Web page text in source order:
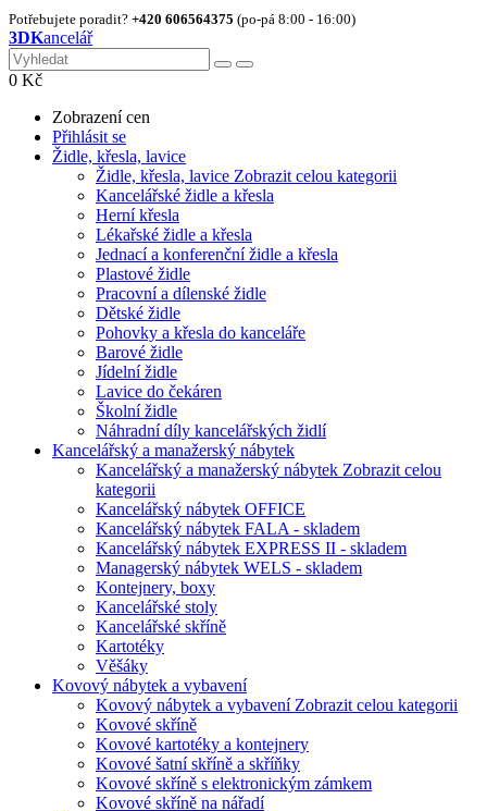
Potřebujete poradit? +420 606564375 (po-pá 8:00 - 16:00)
3DKancelář
0 Kč
Zobrazení cen
Přihlásit se
Židle, křesla, lavice
Židle, křesla, lavice Zobrazit celou kategorii
Kancelářské židle a křesla
Herní křesla
Lékařské židle a křesla
Jednací a konferenční židle a křesla
Plastové židle
Pracovní a dílenské židle
Dětské židle
Pohovky a křesla do kanceláře
Barové židle
Jídelní židle
Lavice do čekáren
Školní židle
Náhradní díly kancelářských židlí
Kancelářský a manažerský nábytek
Kancelářský a manažerský nábytek Zobrazit celou
kategorii
Kancelářský nábytek OFFICE
Kancelářský nábytek FALA - skladem
Kancelářský nábytek EXPRESS II - skladem
Managerský nábytek WELS - skladem
Kontejnery, boxy
Kancelářské stoly
Kancelářské skříně
Kartotéky
Věšáky
Kovový nábytek a vybavení
Kovový nábytek a vybavení Zobrazit celou kategorii
Kovové skříně
Kovové kartotéky a kontejnery
Kovové šatní skříně a skříňky
Kovové skříně s elektronickým zámkem
Kovové skříně na nářadí